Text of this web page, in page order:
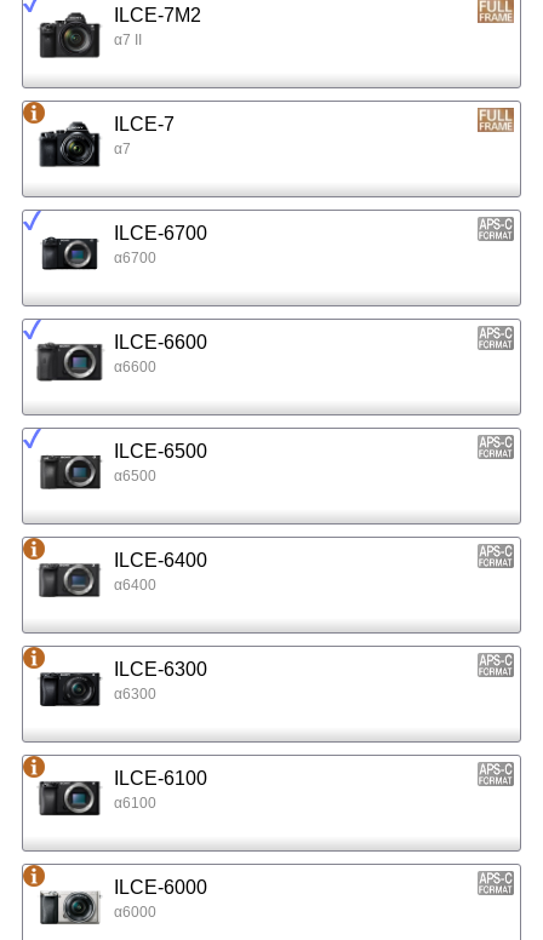
ILCE-7M2
α7 II
ILCE-7
α7
ILCE-6700
α6700
ILCE-6600
α6600
ILCE-6500
α6500
ILCE-6400
α6400
ILCE-6300
α6300
ILCE-6100
α6100
ILCE-6000
α6000